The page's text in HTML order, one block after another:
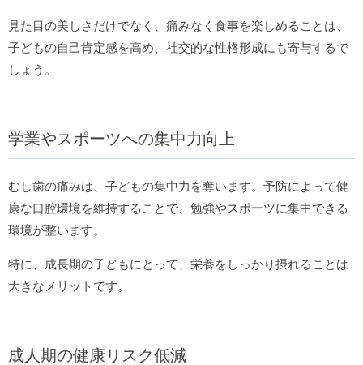
見た目の美しさだけでなく、痛みなく食事を楽しめることは、
子どもの自己肯定感を高め、社交的な性格形成にも寄与するで
しょう。
学業やスポーツへの集中力向上
むし歯の痛みは、子どもの集中力を奪います。予防によって健
康な口腔環境を維持することで、勉強やスポーツに集中できる
環境が整います。
特に、成長期の子どもにとって、栄養をしっかり摂れることは
大きなメリットです。
成人期の健康リスク低減